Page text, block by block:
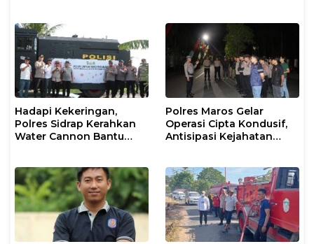
Hadapi Kekeringan,
Polres Sidrap Kerahkan
Water Cannon Bantu
Polres Maros Gelar
Operasi Cipta Kondusif,
Antisipasi Kejahatan